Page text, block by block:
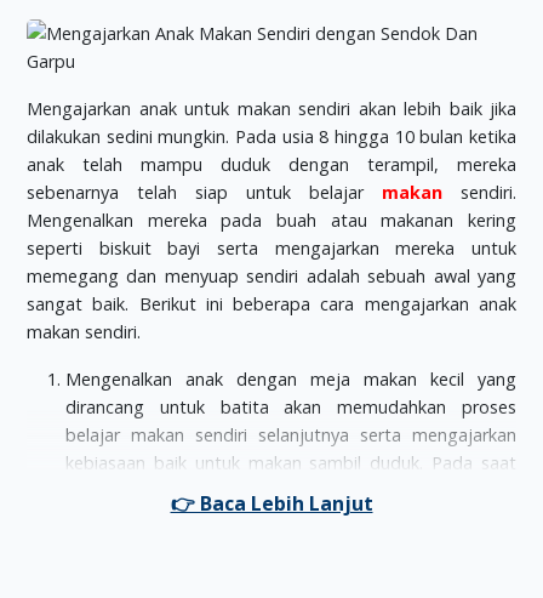
Mengajarkan anak untuk makan sendiri akan lebih baik jika
dilakukan sedini mungkin. Pada usia 8 hingga 10 bulan ketika
anak telah mampu duduk dengan terampil, mereka
sebenarnya telah siap untuk belajar makan sendiri.
Mengenalkan mereka pada buah atau makanan kering
seperti biskuit bayi serta mengajarkan mereka untuk
memegang dan menyuap sendiri adalah sebuah awal yang
sangat baik. Berikut ini beberapa cara mengajarkan anak
makan sendiri.
Mengenalkan anak dengan meja makan kecil yang
dirancang untuk batita akan memudahkan proses
belajar makan sendiri selanjutnya serta mengajarkan
kebiasaan baik untuk makan sambil duduk. Pada saat
tersebut anak juga dapat diajarkan dan dikenalkan
pada sendok dan garpu, ketrampilan memegang